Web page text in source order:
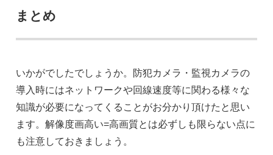
まとめ
いかがでしたでしょうか。防犯カメラ・監視カメラの
導入時にはネットワークや回線速度等に関わる様々な
知識が必要になってくることがお分かり頂けたと思い
ます。解像度画高い=高画質とは必ずしも限らない点に
も注意しておきましょう。